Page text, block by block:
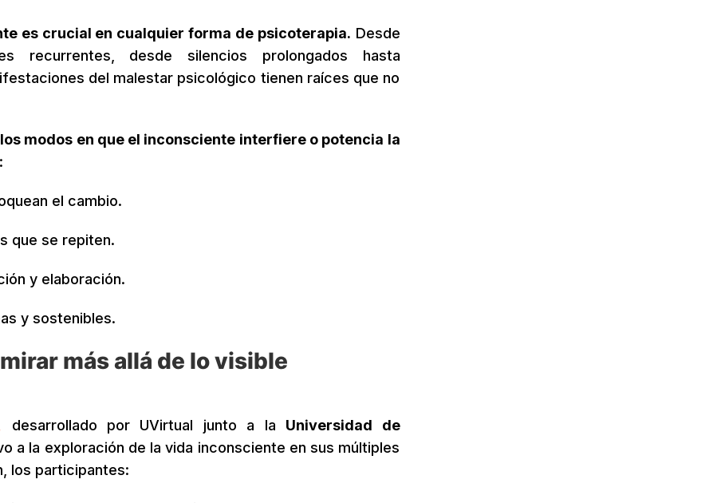
es crucial en cualquier forma de psicoterapia. Desde
recurrentes, desde silencios prolongados hasta
del malestar psicológico tienen raíces que no
modos en que el inconsciente interfiere o potencia la
el cambio.
que se repiten.
y elaboración.
y sostenibles.
más allá de lo visible
desarrollado por UVirtual junto a la Universidad de
a la exploración de la vida inconsciente en sus múltiples
los participantes: